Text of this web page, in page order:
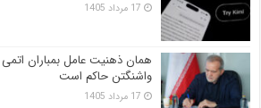
17 مرداد 1405
همان ذهنیت عامل بمباران اتمی
واشنگتن حاکم است
17 مرداد 1405